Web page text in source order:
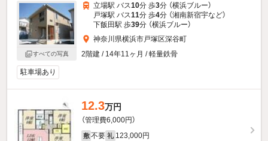
すべての写真
立場駅 バス10分 歩3分 （横浜ブルー）
戸塚駅 バス11分 歩4分 （湘南新宿宇など）
下飯田駅 歩39分 （横浜ブルー）
神奈川県横浜市戸塚区深谷町
2階建 / 14年11ヶ月 / 軽量鉄骨
駐車場あり
12.3万円
（管理費6,000円）
敷 不要 礼 123,000円